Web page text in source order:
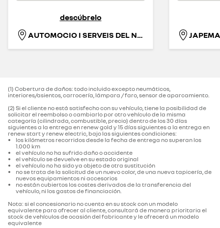
descúbrelo
AUTOMOCIO I SERVEIS DEL NORD-EST. S.L.
(1) Cobertura de daños: todo incluido excepto neumáticos,
interiores/asientos, carrocería, lámpara / faro, sensor de aparcamiento.‌
(2) Si el cliente no está satisfecho con su vehículo, tiene la posibilidad de
solicitar el reembolso o cambiarlo por otro vehículo de la misma
categoría (cilindrada, combustible, precio) dentro de los 30 días
siguientes a la entrega en renew gold y 15 días siguientes a la entrega en
renew start y renew electric, bajo las siguientes condiciones:
los kilómetros recorridos desde la fecha de entrega no superan los
1.000 km
el vehículo no ha sufrido daño o accidente
el vehículo se devuelve en su estado original
el vehículo no ha sido ya objeto de otra sustitución
no se trata de la solicitud de un nuevo color, de una nueva tapicería, de
nuevos equipamientos ni accesorios
no están cubiertos los costes derivados de la transferencia del
vehículo, ni los gastos de financiación.
Nota: si el concesionario no cuenta en su stock con un modelo
equivalente para ofrecer al cliente, consultará de manera prioritaria el
stock de vehículos de ocasión del fabricante y le ofrecerá un modelo
equivalente